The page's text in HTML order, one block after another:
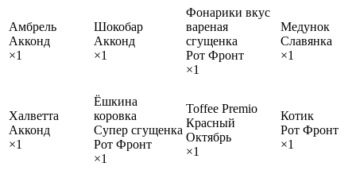
Амбрель
Акконд
×1
Шокобар
Акконд
×1
Фонарики вкус
вареная
сгущенка
Рот Фронт
×1
Медунок
Славянка
×1
Халветта
Акконд
×1
Ёшкина
коровка
Супер сгущенка
Рот Фронт
×1
Toffee Premio
Красный
Октябрь
×1
Котик
Рот Фронт
×1